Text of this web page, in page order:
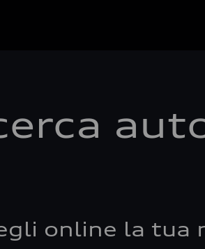
online la tua